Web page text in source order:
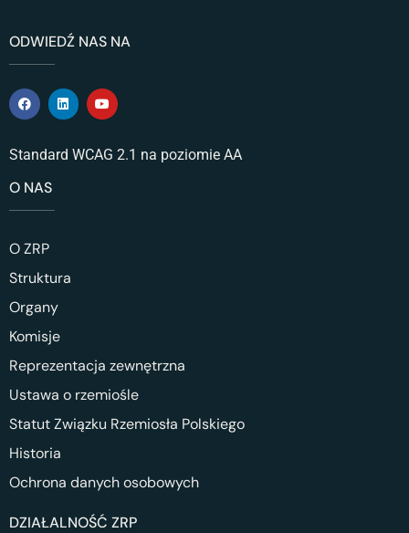
ODWIEDŹ NAS NA
Standard WCAG 2.1 na poziomie AA
O NAS
O ZRP
Struktura
Organy
Komisje
Reprezentacja zewnętrzna
Ustawa o rzemiośle
Statut Związku Rzemiosła Polskiego
Historia
Ochrona danych osobowych
DZIAŁALNOŚĆ ZRP